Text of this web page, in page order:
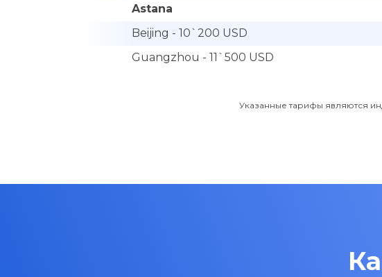
Astana
Beijing - 10`200 USD
Guangzhou - 11`500 USD
Указанные тарифы являются